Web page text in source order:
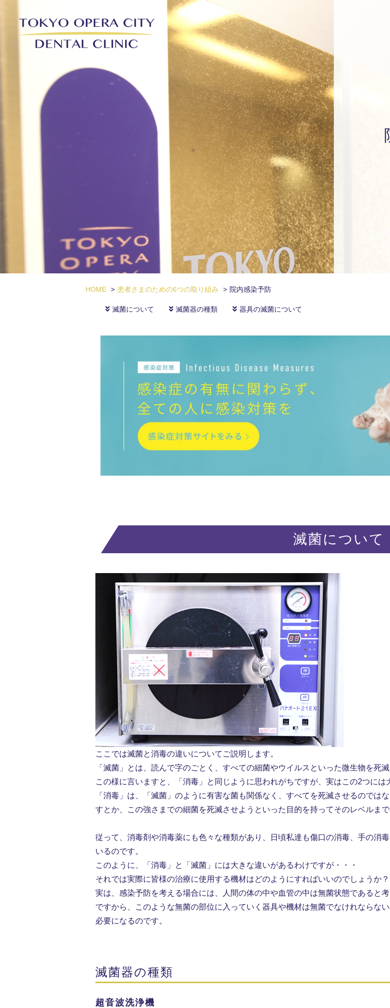
HOME > 患者さまのための6つの取り組み > 院内感染予防
滅菌について 滅菌器の種類 器具の滅菌について
滅菌について
ここでは滅菌と消毒の違いについてご説明します。
「滅菌」とは、読んで字のごとく、すべての細菌やウイルスといった微生物を死
この様に言いますと、「消毒」と同じように思われがちですが、実はこの2つには
「消毒」は、「滅菌」のように有害な菌も関係なく、すべてを死滅させるのでは
すとか、この強さまでの細菌を死滅させようといった目的を持ってそのレベルまで
従って、消毒剤や消毒薬にも色々な種類があり、日頃私達も傷口の消毒、手の消
いるのです。
このように、「消毒」と「滅菌」には大きな違いがあるわけですが・・・
それでは実際に皆様の治療に使用する機材はどのようにすればいいのでしょうか？
実は、感染予防を考える場合には、人間の体の中や血管の中は無菌状態であると考
ですから、このような無菌の部位に入っていく器具や機材は無菌でなけれならな
必要になるのです。
滅菌器の種類
超音波洗浄機